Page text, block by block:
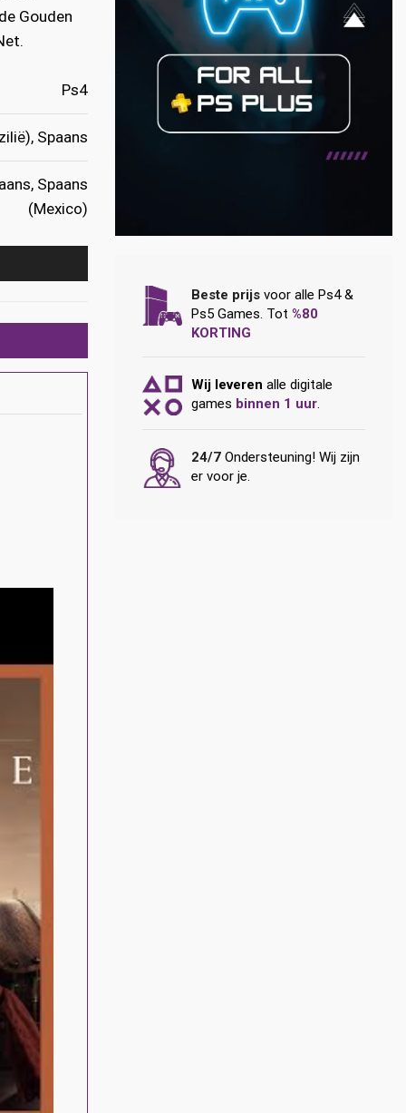
Gouden
Ps4
Spaans
Spaans
(Mexico)
Beste prijs voor alle Ps4 &
Ps5 Games. Tot %80
KORTING
Wij leveren alle digitale
games binnen 1 uur.
24/7 Ondersteuning! Wij zijn
er voor je.